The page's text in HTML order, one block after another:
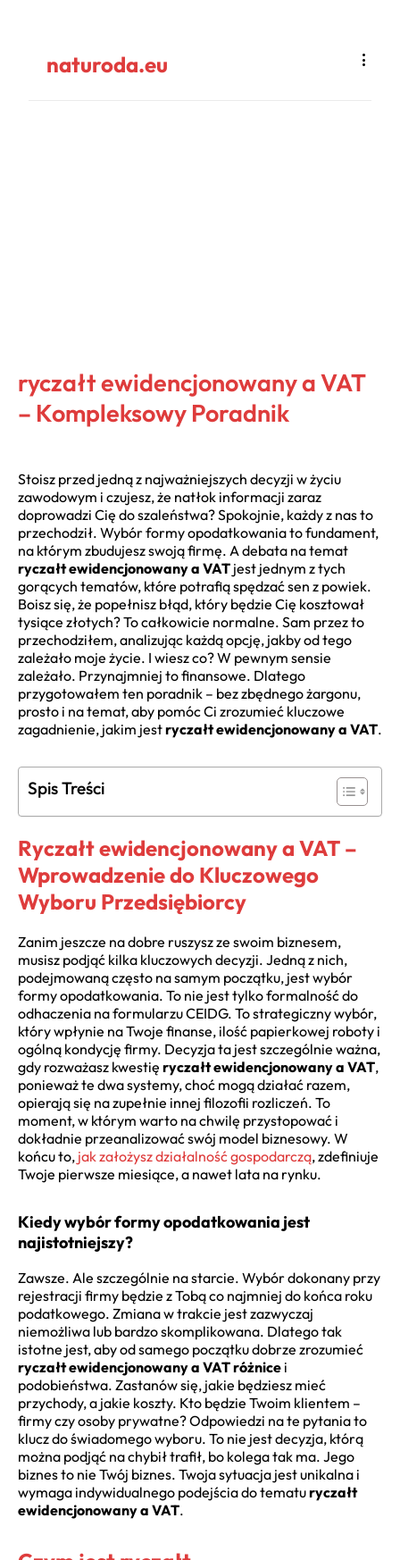
naturoda.eu
ryczałt ewidencjonowany a VAT
– Kompleksowy Poradnik
Stoisz przed jedną z najważniejszych decyzji w życiu
zawodowym i czujesz, że natłok informacji zaraz
doprowadzi Cię do szaleństwa? Spokojnie, każdy z nas to
przechodził. Wybór formy opodatkowania to fundament,
na którym zbudujesz swoją firmę. A debata na temat
ryczałt ewidencjonowany a VAT jest jednym z tych
gorących tematów, które potrafią spędzać sen z powiek.
Boisz się, że popełnisz błąd, który będzie Cię kosztował
tysiące złotych? To całkowicie normalne. Sam przez to
przechodziłem, analizując każdą opcję, jakby od tego
zależało moje życie. I wiesz co? W pewnym sensie
zależało. Przynajmniej to finansowe. Dlatego
przygotowałem ten poradnik – bez zbędnego żargonu,
prosto i na temat, aby pomóc Ci zrozumieć kluczowe
zagadnienie, jakim jestryczałt ewidencjonowany a VAT.
Spis Treści
Ryczałt ewidencjonowany a VAT –
Wprowadzenie do Kluczowego
Wyboru Przedsiębiorcy
Zanim jeszcze na dobre ruszysz ze swoim biznesem,
musisz podjąć kilka kluczowych decyzji. Jedną z nich,
podejmowaną często na samym początku, jest wybór
formy opodatkowania. To nie jest tylko formalność do
odhaczenia na formularzu CEIDG. To strategiczny wybór,
który wpłynie na Twoje finanse, ilość papierkowej roboty i
ogólną kondycję firmy. Decyzja ta jest szczególnie ważna,
gdy rozważasz kwestię ryczałt ewidencjonowany a VAT,
ponieważ te dwa systemy, choć mogą działać razem,
opierają się na zupełnie innej filozofii rozliczeń. To
moment, w którym warto na chwilę przystopować i
dokładnie przeanalizować swój model biznesowy. W
końcu to, jak założysz działalność gospodarczą, zdefiniuje
Twoje pierwsze miesiące, a nawet lata na rynku.
Kiedy wybór formy opodatkowania jest
najistotniejszy?
Zawsze. Ale szczególnie na starcie. Wybór dokonany przy
rejestracji firmy będzie z Tobą co najmniej do końca roku
podatkowego. Zmiana w trakcie jest zazwyczaj
niemożliwa lub bardzo skomplikowana. Dlatego tak
istotne jest, aby od samego początku dobrze zrozumieć
ryczałt ewidencjonowany a VAT różnice i
podobieństwa. Zastanów się, jakie będziesz mieć
przychody, a jakie koszty. Kto będzie Twoim klientem –
firmy czy osoby prywatne? Odpowiedzi na te pytania to
klucz do świadomego wyboru. To nie jest decyzja, którą
można podjąć na chybił trafił, bo kolega tak ma. Jego
biznes to nie Twój biznes. Twoja sytuacja jest unikalna i
wymaga indywidualnego podejścia do tematuryczałt
ewidencjonowany a VAT.